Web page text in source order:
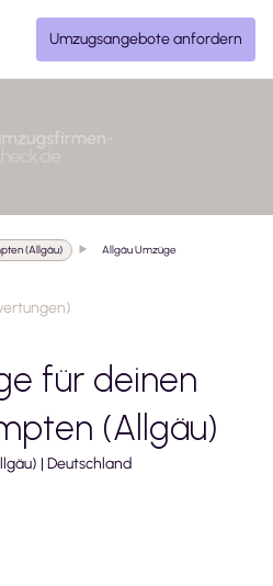
Umzugsangebote anfordern
(Allgäu) Allgäu Umzüge
)
für deinen
(Allgäu)
| Deutschland